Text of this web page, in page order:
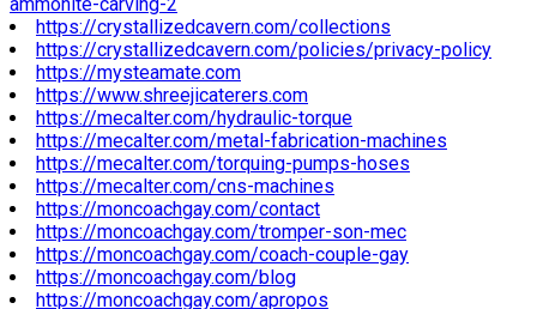
https://crystallizedcavern.com/collections
https://crystallizedcavern.com/policies/privacy-policy
https://mysteamate.com
https://www.shreejicaterers.com
https://mecalter.com/hydraulic-torque
https://mecalter.com/metal-fabrication-machines
https://mecalter.com/torquing-pumps-hoses
https://mecalter.com/cns-machines
https://moncoachgay.com/contact
https://moncoachgay.com/tromper-son-mec
https://moncoachgay.com/coach-couple-gay
https://moncoachgay.com/blog
https://moncoachgay.com/apropos